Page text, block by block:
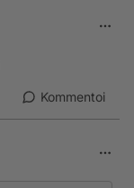
Kommentoi